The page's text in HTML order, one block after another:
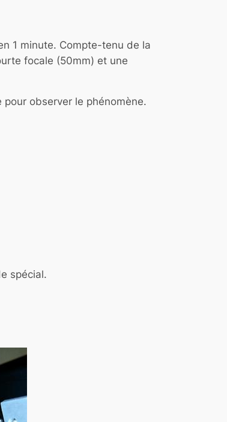
1 minute. Compte-tenu de la
focale (50mm) et une
observer le phénomène.
spécial.